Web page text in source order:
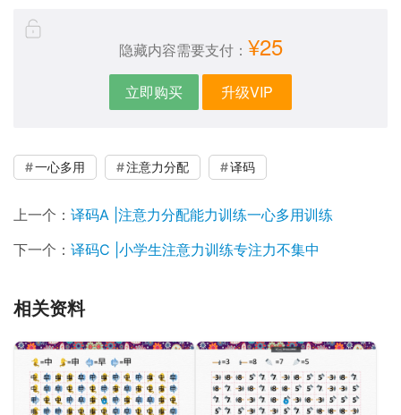
隐藏内容需要支付： ¥25
立即购买 升级VIP
一心多用 注意力分配 译码
上一个： 译码A |注意力分配能力训练一心多用训练
下一个： 译码C |小学生注意力训练专注力不集中
相关资料